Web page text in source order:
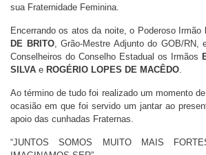
sua Fraternidade Feminina.
Encerrando os atos da noite, o Poderoso Irmão
DE BRITO, Grão-Mestre Adjunto do GOB/RN,
Conselheiros do Conselho Estadual os Irmãos
SILVA e ROGÉRIO LOPES DE MACÊDO.
Ao término de tudo foi realizado um momento
ocasião em que foi servido um jantar ao
apoio das cunhadas Fraternas.
“JUNTOS SOMOS MUITO MAIS